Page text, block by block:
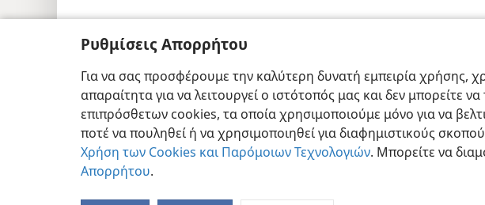
Ρυθμίσεις Απορρήτου
Για να σας προσφέρουμε την καλύτερη δυνατή εμπειρία χρήσης,
απαραίτητα για να λειτουργεί ο ιστότοπός μας και δεν
επιπρόσθετων cookies, τα οποία χρησιμοποιούμε μόνο για να
ποτέ να πουληθεί ή να χρησιμοποιηθεί για διαφημιστικούς
Χρήση των Cookies και Παρόμοιων Τεχνολογιών. Μπορείτε να
Απορρήτου.
Copyright© 2026 Watch Tower Bible and Tract Society of Pennsylvania